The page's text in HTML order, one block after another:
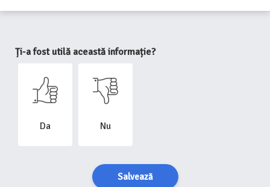
Ți-a fost utilă această informație?
Da Nu
Salvează